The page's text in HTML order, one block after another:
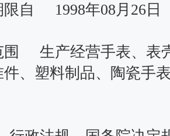
限自 1998年08月26
围 生产经营手表、表
件、塑料制品、陶瓷手